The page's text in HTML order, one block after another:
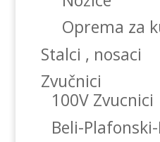
Oprema za
Stalci , nosaci
Zvučnici
100V Zvucnici
Beli-